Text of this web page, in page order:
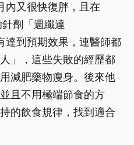
內又很快復胖，且在
劑「週纖達
達到預期效果，連醫師都
」，這些失敗的經歷都
減肥藥物瘦身。後來他
且不用極端節食的方
的飲食規律，找到適合